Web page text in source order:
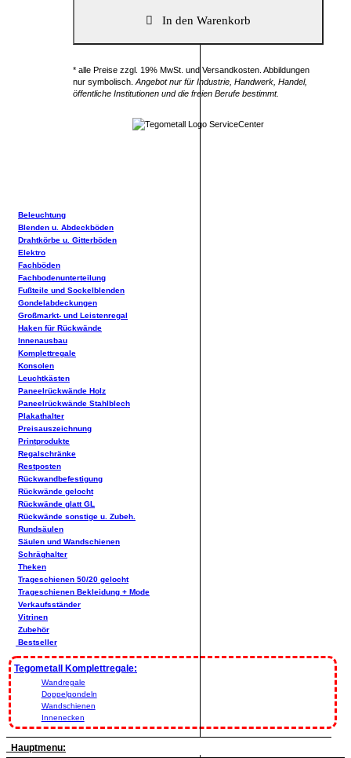
* alle Preise zzgl. 19% MwSt. und Versandkosten. Abbildungen
nur symbolisch. Angebot nur für Industrie, Handwerk, Handel,
öffentliche Institutionen und die freien Berufe bestimmt.
Beleuchtung
Blenden u. Abdeckböden
Drahtkörbe u. Gitterböden
Elektro
Fachböden
Fachbodenunterteilung
Fußteile und Sockelblenden
Gondelabdeckungen
Großmarkt- und Leistenregal
Haken für Rückwände
Innenausbau
Komplettregale
Konsolen
Leuchtkästen
Paneelrückwände Holz
Paneelrückwände Stahlblech
Plakathalter
Preisauszeichnung
Printprodukte
Regalschränke
Restposten
Rückwandbefestigung
Rückwände gelocht
Rückwände glatt GL
Rückwände sonstige u. Zubeh.
Rundsäulen
Säulen und Wandschienen
Schräghalter
Theken
Trageschienen 50/20 gelocht
Trageschienen Bekleidung + Mode
Verkaufsständer
Vitrinen
Zubehör
Bestseller
Tegometall Komplettregale:
Wandregale
Doppelgondeln
Wandschienen
Innenecken
Hauptmenu: